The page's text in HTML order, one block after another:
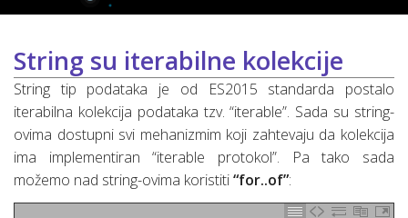
String su iterabilne kolekcije
String tip podataka je od ES2015 standarda postalo
iterabilna kolekcija podataka tzv. “iterable”. Sada su string-
ovima dostupni svi mehanizmim koji zahtevaju da kolekcija
ima implementiran “iterable protokol”. Pa tako sada
možemo nad string-ovima koristiti“for..of”: